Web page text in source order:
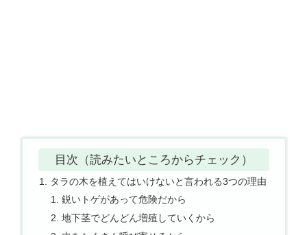
目次（読みたいところからチェック）
タラの木を植えてはいけないと言われる3つの理由
鋭いトゲがあって危険だから
地下茎でどんどん増殖していくから